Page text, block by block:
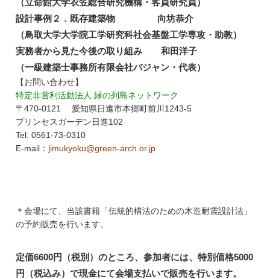
設計事例２．既存建築物 向坊恭介
（鳥取大学大学院工学研究科社会基盤工学専攻・助教）
実務者から見た今後の取り組み 和田洋子
（一級建築士事務所有限会社バジャン・代表）
【お問い合わせ】
特定非営利活動法人 緑の列島ネットワーク
〒470-0121 愛知県日進市本郷町前川1243-5
プリンセスガーデン日進102
Tel: 0561-73-0310
E-mail： jimukyoku@green-arch.or.jp
＊会場にて、当該書籍「伝統的構法のための木造耐震設計法」
の予約販売を行います。
定価6600円（税別）のところ、参加者には、特別価格5000
円（税込み）で現金にて会場支払いで販売を行います。